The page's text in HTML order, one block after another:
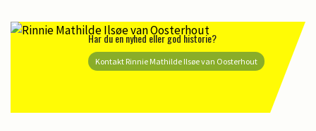
Har du en nyhed eller god historie?
Kontakt Rinnie Mathilde Ilsøe van Oosterhout